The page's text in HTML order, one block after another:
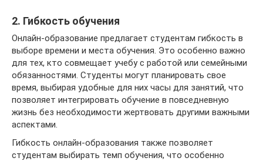
2. Гибкость обучения
Онлайн-образование предлагает студентам гибкость в
выборе времени и места обучения. Это особенно важно
для тех, кто совмещает учебу с работой или семейными
обязанностями. Студенты могут планировать свое
время, выбирая удобные для них часы для занятий, что
позволяет интегрировать обучение в повседневную
жизнь без необходимости жертвовать другими важными
аспектами.
Гибкость онлайн-образования также позволяет
студентам выбирать темп обучения, что особенно